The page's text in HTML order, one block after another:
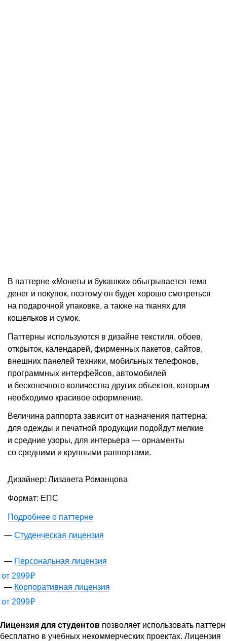
В паттерне «Монеты и букашки» обыгрывается тема
денег и покупок, поэтому он будет хорошо смотреться
на подарочной упаковке, а также на тканях для
кошельков и сумок.
Паттерны используются в дизайне текстиля, обоев,
открыток, календарей, фирменных пакетов, сайтов,
внешних панелей техники, мобильных телефонов,
программных интерфейсов, автомобилей
и бесконечного количества других объектов, которым
необходимо красивое оформление.
Величина раппорта зависит от назначения паттерна:
для одежды и печатной продукции подойдут мелкие
и средние узоры, для интерьера — орнаменты
со средними и крупными раппортами.
Дизайнер: Лизавета Романцова
Формат: ЕПС
Подробнее о паттерне
Студенческая лицензия
Персональная лицензия
от 2999₽
Корпоративная лицензия
от 2999₽
Лицензия для студентов позволяет использовать паттерн
бесплатно в учебных некоммерческих проектах. Лицензия